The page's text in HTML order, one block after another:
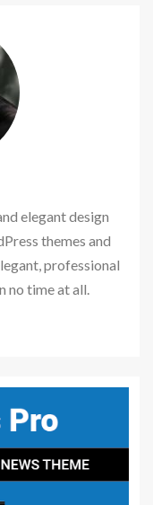
elegant design
themes and
professional
no time at all.